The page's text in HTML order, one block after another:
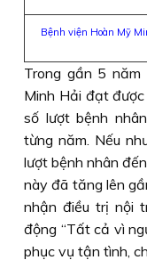
Bệnh viện Hoàn Mỹ
Trong gần 5
Minh Hải đạt
số lượt bệnh
từng năm. Nếu
lượt bệnh nhân
này đã tăng lên
nhận điều trị nội
động “Tất cả vì
phục vụ tận tình,